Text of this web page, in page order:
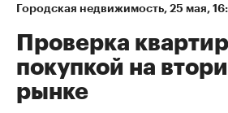
Городская недвижимость⁠, 25 мая,
Проверка
покупкой на
рынке